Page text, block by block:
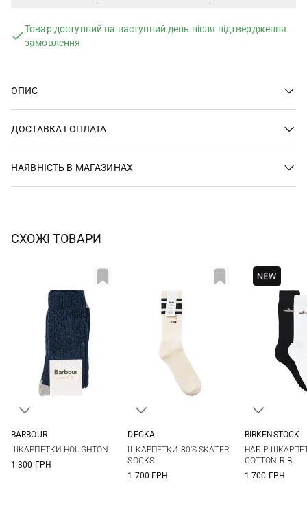
Товар доступний на наступний день після підтвердження
замовлення
ОПИС
ДОСТАВКА І ОПЛАТА
НАЯВНІСТЬ В МАГАЗИНАХ
СХОЖІ ТОВАРИ
BARBOUR
ШКАРПЕТКИ HOUGHTON
1 300 ГРН
DECKA
ШКАРПЕТКИ 80'S SKATER
SOCKS
1 700 ГРН
BIRKENSTOCK
НАБІР
COTTON RIB
1 700 ГРН